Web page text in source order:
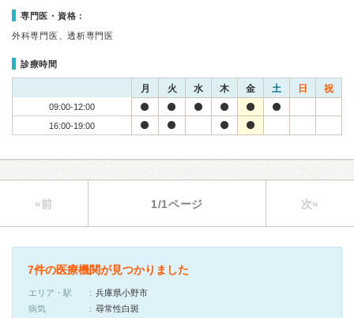
専門医・資格：
外科専門医、透析専門医
診療時間
月 火 水 木 金 土 日 祝
09:00-12:00
16:00-19:00
«前 1/1ページ 次»
7件の医療機関が見つかりました
エリア・駅
兵庫県小野市
病気
尋常性白斑